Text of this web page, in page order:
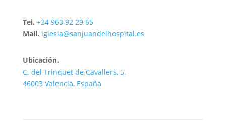
Tel. +34 963 92 29 65
Mail. iglesia@sanjuandelhospital.es
Ubicación.
C. del Trinquet de Cavallers, 5.
46003 Valencia, España